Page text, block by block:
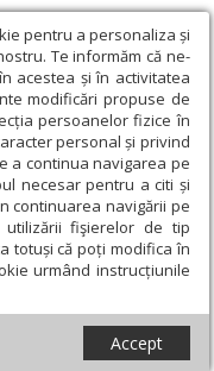
pentru a personaliza și
Te informăm că ne-
acestea și în activitatea
modificări propuse de
persoanelor fizice în
personal și privind
a continua navigarea pe
necesar pentru a citi și
continuarea navigării pe
utilizării fişierelor de tip
totuși că poți modifica în
urmând instrucțiunile
Accept
› Duhovnicul - lucrătorul